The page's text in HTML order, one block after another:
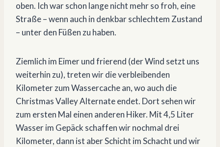
oben. Ich war schon lange nicht mehr so froh, eine
Straße – wenn auch in denkbar schlechtem Zustand
– unter den Füßen zu haben.
Ziemlich im Eimer und frierend (der Wind setzt uns
weiterhin zu), treten wir die verbleibenden
Kilometer zum Wassercache an, wo auch die
Christmas Valley Alternate endet. Dort sehen wir
zum ersten Mal einen anderen Hiker. Mit 4,5 Liter
Wasser im Gepäck schaffen wir nochmal drei
Kilometer, dann ist aber Schicht im Schacht und wir